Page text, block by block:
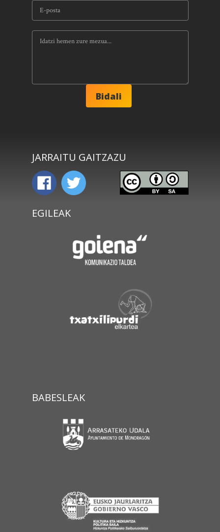
JARRAITU GAITZAZU
EGILEAK
BABESLEAK